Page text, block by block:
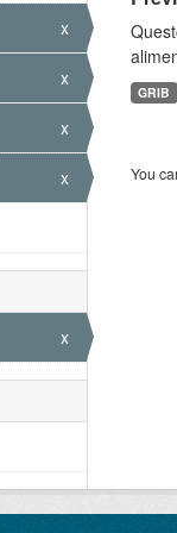
x
x
x
x
x
GRIB
You